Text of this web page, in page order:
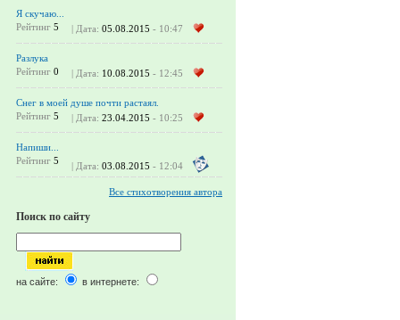
Я скучаю...
Рейтинг 5 | Дата: 05.08.2015 - 10:47
Разлука
Рейтинг 0 | Дата: 10.08.2015 - 12:45
Снег в моей душе почти растаял.
Рейтинг 5 | Дата: 23.04.2015 - 10:25
Напиши...
Рейтинг 5 | Дата: 03.08.2015 - 12:04
Все стихотворения автора
Поиск по сайту
на сайте: в интернете: